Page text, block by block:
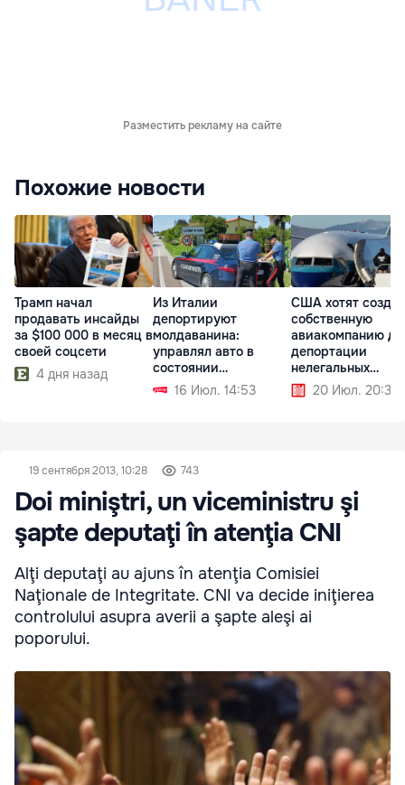
Разместить рекламу на сайте
Похожие новости
Трамп начал
продавать инсайды
за $100 000 в месяц в
своей соцсети
4 дня назад
Из Италии
депортируют
молдаванина:
управлял авто в
состоянии
алкогольного
опьянения
16 Июл. 14:53
США хотят
собственную
авиакомпанию
депортации
нелегальных
мигрантов
20 Июл. 20:32
19 сентября 2013, 10:28 743
Doi miniştri, un viceministru şi
şapte deputaţi în atenţia CNI
Alţi deputaţi au ajuns în atenţia Comisiei
Naţionale de Integritate. CNI va decide iniţierea
controlului asupra averii a şapte aleşi ai
poporului.